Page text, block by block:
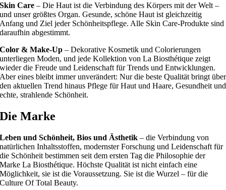
Skin Care – Die Haut ist die Verbindung des Körpers mit der Welt –
und unser größtes Organ. Gesunde, schöne Haut ist gleichzeitig
Anfang und Ziel jeder Schönheitspflege. Alle Skin Care-Produkte sind
daraufhin abgestimmt.
Color & Make-Up – Dekorative Kosmetik und Colorierungen
unterliegen Moden, und jede Kollektion von La Biosthétique zeigt
wieder die Freude und Leidenschaft für Trends und Entwicklungen.
Aber eines bleibt immer unverändert: Nur die beste Qualität bringt über
den aktuellen Trend hinaus Pflege für Haut und Haare, Gesundheit und
echte, strahlende Schönheit.
Die Marke
Leben und Schönheit, Bios und Ästhetik – die Verbindung von
natürlichen Inhaltsstoffen, modernster Forschung und Leidenschaft für
die Schönheit bestimmen seit dem ersten Tag die Philosophie der
Marke La Biosthétique. Höchste Qualität ist nicht einfach eine
Möglichkeit, sie ist die Voraussetzung. Sie ist die Wurzel – für die
Culture Of Total Beauty.